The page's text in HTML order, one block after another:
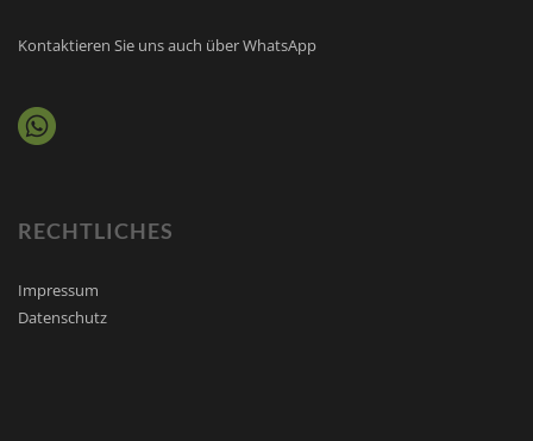
Kontaktieren Sie uns auch über WhatsApp
RECHTLICHES
Impressum
Datenschutz